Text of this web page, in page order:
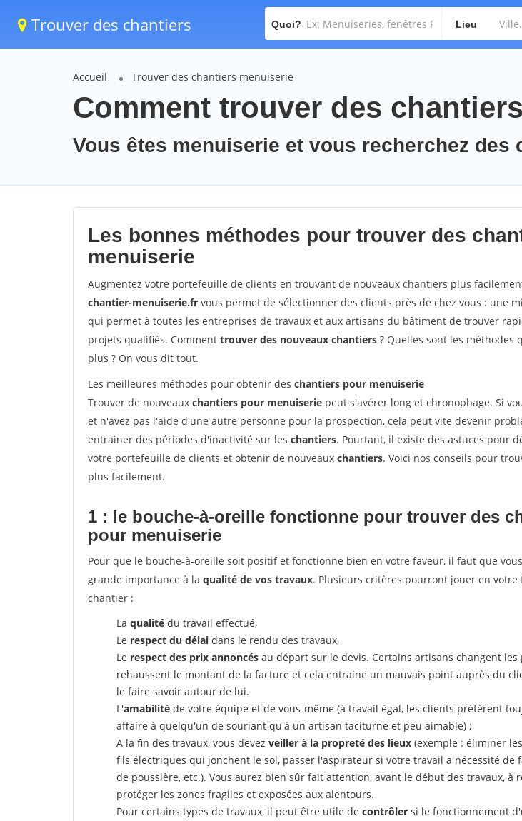
Trouver des chantiers Quoi? Lieu
Accueil Trouver des chantiers menuiserie
Comment trouver des
Vous êtes menuiserie et vous recherchez des
Les bonnes méthodes pour trouver des
menuiserie
Augmentez votre portefeuille de clients en trouvant de nouveaux chantiers plus
chantier-menuiserie.fr vous permet de sélectionner des clients près de chez vous : une
qui permet à toutes les entreprises de travaux et aux artisans du bâtiment de trouver
projets qualifiés. Comment trouver des nouveaux chantiers ? Quelles sont les méthodes
plus ? On vous dit tout.
Les meilleures méthodes pour obtenir des chantiers pour menuiserie
Trouver de nouveaux chantiers pour menuiserie peut s'avérer long et chronophage. Si
et n'avez pas l'aide d'une autre personne pour la prospection, cela peut vite devenir
entrainer des périodes d'inactivité sur les chantiers. Pourtant, il existe des astuces pour
votre portefeuille de clients et obtenir de nouveaux chantiers. Voici nos conseils pour
plus facilement.
1 : le bouche-à-oreille fonctionne pour trouver des
pour menuiserie
Pour que le bouche-à-oreille soit positif et fonctionne bien en votre faveur, il faut que
grande importance à la qualité de vos travaux. Plusieurs critères pourront jouer en votre
chantier :
La qualité du travail effectué,
Le respect du délai dans le rendu des travaux,
Le respect des prix annoncés au départ sur le devis. Certains artisans changent les
rehaussent le montant de la facture et cela entraine un mauvais point auprès du
le faire savoir autour de lui.
L'amabilité de votre équipe et de vous-même (à travail égal, les clients préfèrent
affaire à quelqu'un de souriant qu'à un artisan taciturne et peu aimable) ;
A la fin des travaux, vous devez veiller à la propreté des lieux (exemple : éliminer
fils électriques qui jonchent le sol, passer l'aspirateur si votre travail a nécessité de
de poussière, etc.). Vous aurez bien sûr fait attention, avant le début des travaux, à
protéger les zones fragiles et exposées aux alentours.
Pour certains types de travaux, il peut être utile de contrôler si le fonctionnement